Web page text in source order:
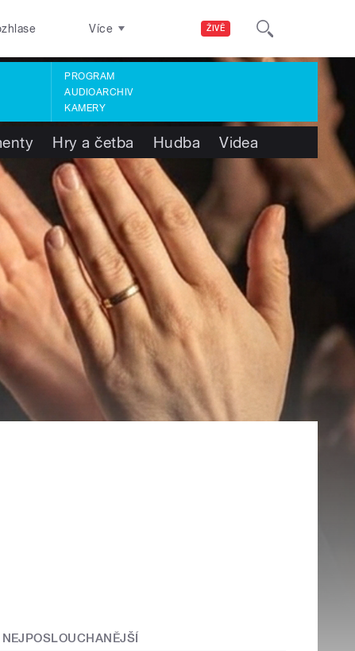
ŽIVĚ
Více
PROGRAM
AUDIOARCHIV
KAMERY
Hry a četba Hudba Videa
NEJPOSLOUCHANĚJŠÍ